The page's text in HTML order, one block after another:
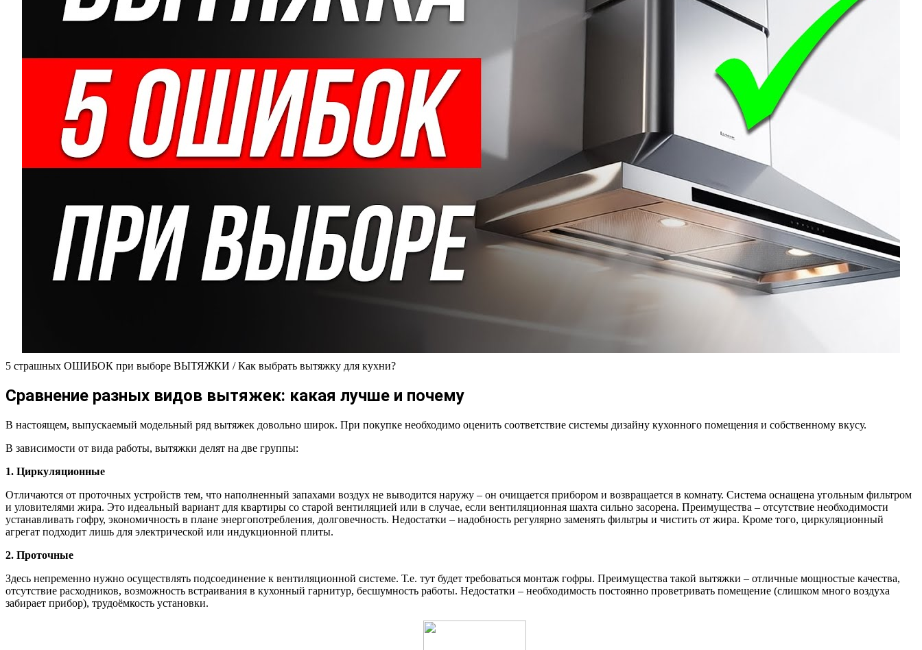
5 страшных ОШИБОК при выборе ВЫТЯЖКИ / Как выбрать вытяжку для кухни?
Сравнение разных видов вытяжек: какая лучше и почему
В настоящем, выпускаемый модельный ряд вытяжек довольно широк. При покупке необходимо оценить соответствие системы дизайну кухонного помещения и собственному вкусу.
В зависимости от вида работы, вытяжки делят на две группы:
1. Циркуляционные
Отличаются от проточных устройств тем, что наполненный запахами воздух не выводится наружу – он очищается прибором и возвращается в комнату. Система оснащена угольным фильтром
и уловителями жира. Это идеальный вариант для квартиры со старой вентиляцией или в случае, если вентиляционная шахта сильно засорена. Преимущества – отсутствие необходимости
устанавливать гофру, экономичность в плане энергопотребления, долговечность. Недостатки – надобность регулярно заменять фильтры и чистить от жира. Кроме того, циркуляционный
агрегат подходит лишь для электрической или индукционной плиты.
2. Проточные
Здесь непременно нужно осуществлять подсоединение к вентиляционной системе. Т.е. тут будет требоваться монтаж гофры. Преимущества такой вытяжки – отличные мощностые качества,
отсутствие расходников, возможность встраивания в кухонный гарнитур, бесшумность работы. Недостатки – необходимость постоянно проветривать помещение (слишком много воздуха
забирает прибор), трудоёмкость установки.